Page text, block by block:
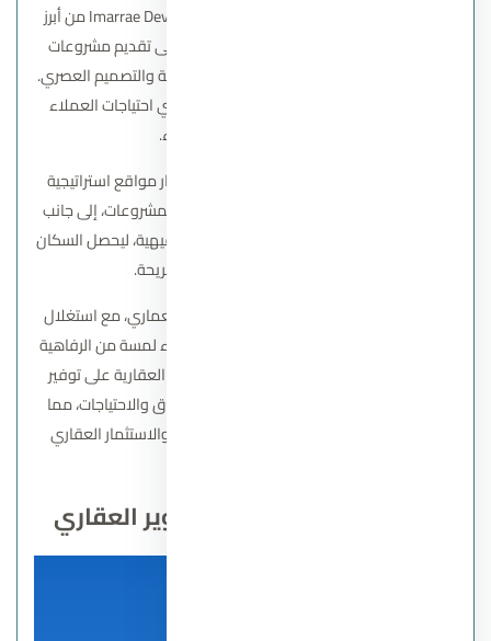
تعد شركة اماري للتطوير العقاري Imarrae Developments من أبرز
شركات التطوير العقاري في مصر، حيث تركز على تقديم مشروعات
سكنية وتجارية متكاملة تجمع بين الجودة العالية والتصميم العصري.
تهدف الشركة إلى خلق بيئات سكنية راقية تلبي احتياجات العملاء
والمستثمرين على حد سواء.
تعتمد شركة اماراي في مشروعاتها على اختيار مواقع استراتيجية
حيوية، مما يضمن سهولة الوصول من وإلى المشروعات، إلى جانب
توافر كافة الخدمات والمرافق الأساسية والترفيهية، ليحصل السكان
على تجربة معيشية متكاملة ومريحة.
تركز الشركة أيضًا على الابتكار في التصميم المعماري، مع استغلال
المساحات الخضراء والمسطحات المائية لإضفاء لمسة من الرفاهية
والجمال على مشروعاتها. كما تحرص اماراي العقارية على توفير
تنوع في الوحدات السكنية لتلبية مختلف الأذواق والاحتياجات، مما
يجعلها خيارًا مثاليًا للراغبين في السكن الفاخر والاستثمار العقاري
اهداف شركة اماراي للتطوير العقاري